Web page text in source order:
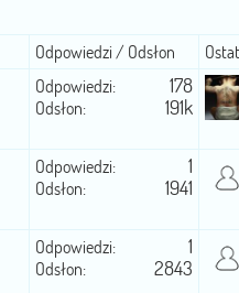
Odpowiedzi / Odsłon
Odpowiedzi: 178
Odsłon: 191k
Odpowiedzi: 1
Odsłon: 1941
Odpowiedzi: 1
Odsłon: 2843